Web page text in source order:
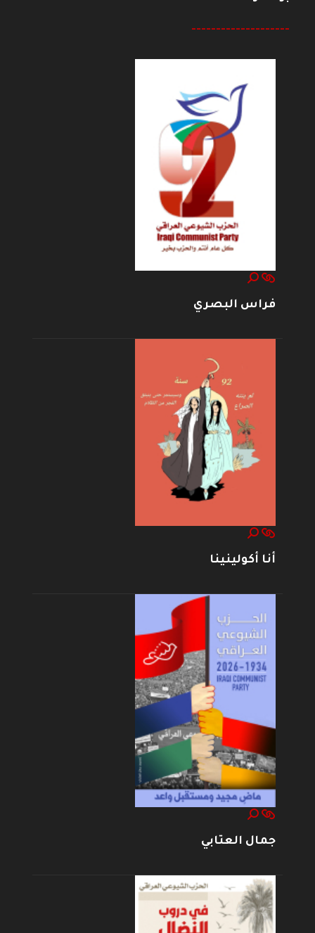
--------------------
فراس البصري
أنا أكولينينا
جمال العتابي